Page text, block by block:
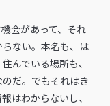
会があって、それ
ない。本名も、は
んでいる場所も、
だ。でもそれはき
はわからないし、